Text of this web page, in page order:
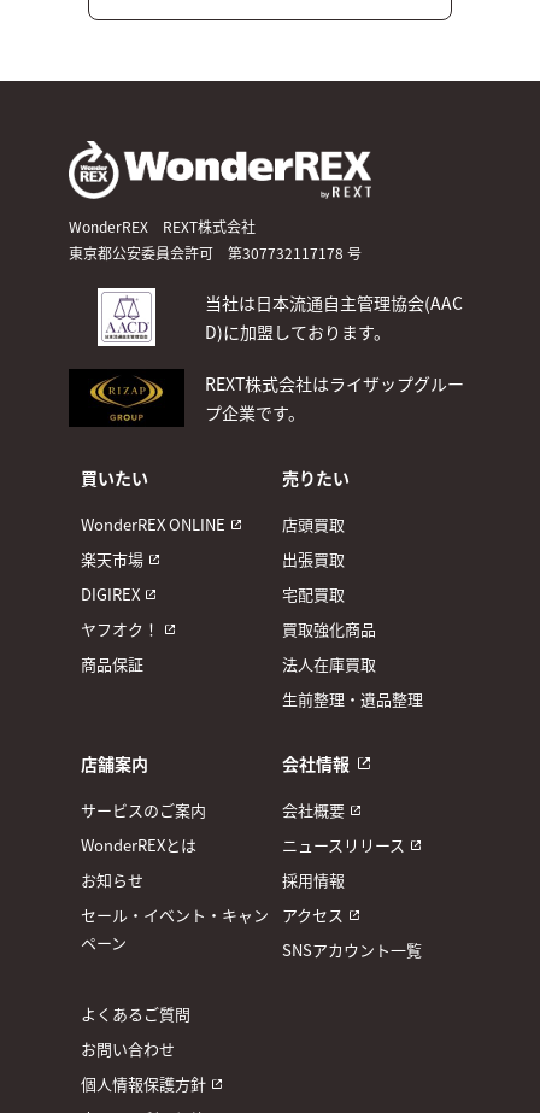
WonderREX REXT株式会社
東京都公安委員会許可 第307732117178 号
当社は日本流通自主管理協会(AAC
D)に加盟しております。
REXT株式会社はライザップグルー
プ企業です。
買いたい
WonderREX ONLINE
楽天市場
DIGIREX
ヤフオク！
商品保証
売りたい
店頭買取
出張買取
宅配買取
買取強化商品
法人在庫買取
生前整理・遺品整理
店舗案内
サービスのご案内
WonderREXとは
お知らせ
セール・イベント・キャン
ペーン
会社情報
会社概要
ニュースリリース
採用情報
アクセス
SNSアカウント一覧
よくあるご質問
お問い合わせ
個人情報保護方針